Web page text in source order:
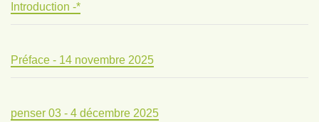
Introduction -*
Préface - 14 novembre 2025
penser 03 - 4 décembre 2025